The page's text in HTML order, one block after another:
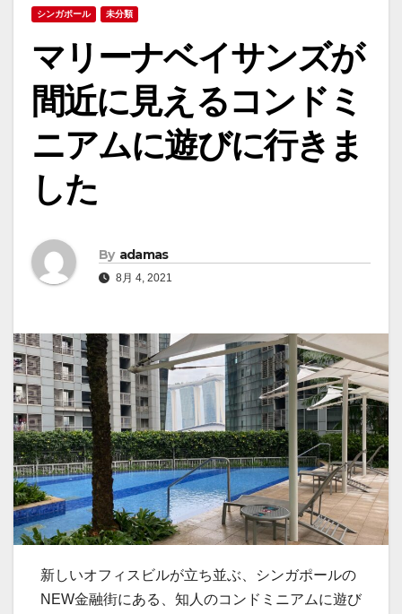
シンガポール 未分類
マリーナベイサンズが
間近に見えるコンドミ
ニアムに遊びに行きま
した
By adamas
8月 4, 2021
新しいオフィスビルが立ち並ぶ、シンガポールの
NEW金融街にある、知人のコンドミニアムに遊び